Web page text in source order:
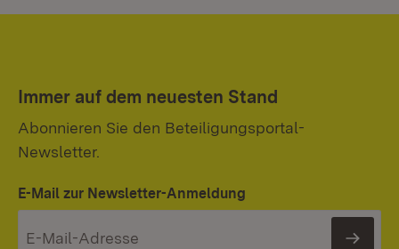
Immer auf dem neuesten Stand
Abonnieren Sie den Beteiligungsportal-
Newsletter.
E-Mail zur Newsletter-Anmeldung